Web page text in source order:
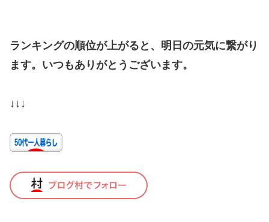
ランキングの順位が上がると、明日の元気に繋がり
ます。いつもありがとうございます。
↓↓↓